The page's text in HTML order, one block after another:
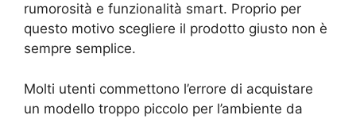
rumorosità e funzionalità smart. Proprio per
questo motivo scegliere il prodotto giusto non è
sempre semplice.
Molti utenti commettono l’errore di acquistare
un modello troppo piccolo per l’ambiente da